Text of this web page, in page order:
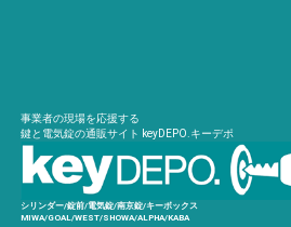
事業者の現場を応援する
鍵と電気錠の通販サイト keyDEPO.キーデポ
シリンダー/錠前/電気錠/南京錠/キーボックス
MIWA/GOAL/WEST/SHOWA/ALPHA/KABA